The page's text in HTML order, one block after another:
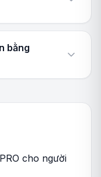
bằng
cho người